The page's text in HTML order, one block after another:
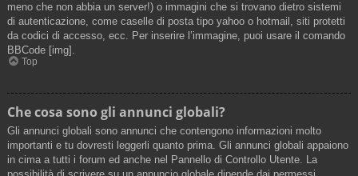
meno che non abbia un server!) o immagini che si trovano dietro sistemi
di autenticazione, come caselle di posta tipo yahoo o hotmail, siti protetti
da codici di accesso, ecc. Per inserire l’immagine, puoi usare il comando
BBCode [img].
Top
Che cosa sono gli annunci globali?
Gli annunci globali sono annunci che contengono informazioni molto
importanti e tu dovresti leggerli quanto prima. Gli annunci globali appaiono
in cima a tutti i forum ed anche nel Pannello di Controllo Utente. La